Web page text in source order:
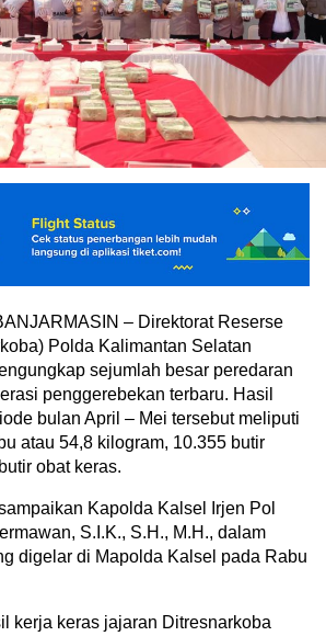
– Direktorat Reserse
Polda Kalimantan Selatan
sejumlah besar peredaran
penggerebekan terbaru. Hasil
bulan April – Mei tersebut meliputi
atau 54,8 kilogram, 10.355 butir
obat keras.
Kapolda Kalsel Irjen Pol
S.I.K., S.H., M.H., dalam
digelar di Mapolda Kalsel pada Rabu
kerja keras jajaran Ditresnarkoba